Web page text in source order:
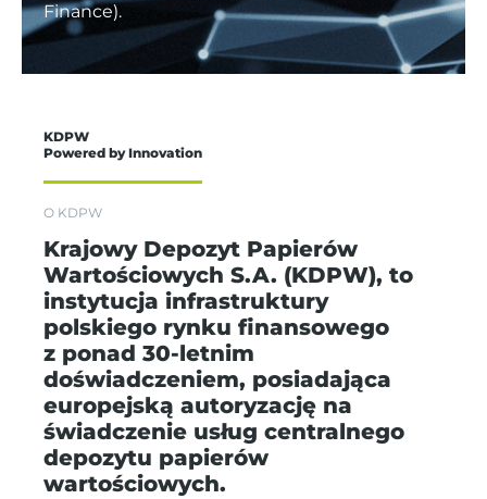
Finance).
KDPW
Powered by Innovation
O KDPW
Krajowy Depozyt Papierów
Wartościowych S.A. (KDPW), to
instytucja infrastruktury
polskiego rynku finansowego
z ponad 30-letnim
doświadczeniem, posiadająca
europejską autoryzację na
świadczenie usług centralnego
depozytu papierów
wartościowych.